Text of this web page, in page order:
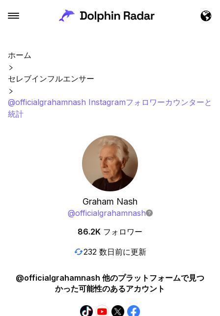
ホーム
セレブインフルエンサー
@officialgrahamnash Instagramフォロワーカウンターと
統計
Graham Nash
@officialgrahamnash
86.2K フォロワー
232 数日前に更新
@officialgrahamnash 他のプラットフォームで見つ
かった可能性のあるアカウント